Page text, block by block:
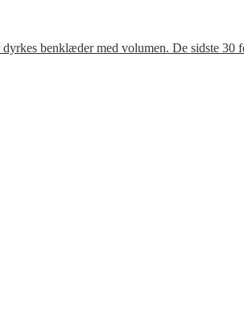
benklæder med volumen. De sidste 30